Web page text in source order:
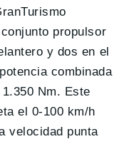
propulsor
y dos en el
combinada
Nm. Este
el 0-100 km/h
velocidad punta